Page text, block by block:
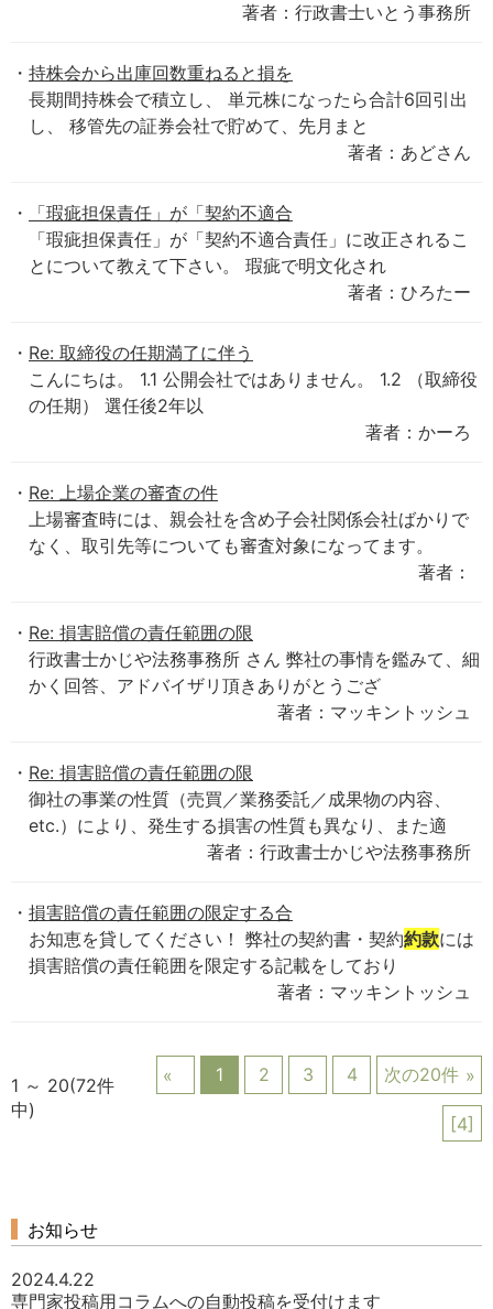
著者：行政書士いとう事務所
持株会から出庫回数重ねると損を
長期間持株会で積立し、 単元株になったら合計6回引出
し、 移管先の証券会社で貯めて、先月まと
著者：あどさん
「瑕疵担保責任」が「契約不適合
「瑕疵担保責任」が「契約不適合責任」に改正されるこ
とについて教えて下さい。 瑕疵で明文化され
著者：ひろたー
Re: 取締役の任期満了に伴う
こんにちは。 1.1 公開会社ではありません。 1.2 （取締役
の任期） 選任後2年以
著者：かーろ
Re: 上場企業の審査の件
上場審査時には、親会社を含め子会社関係会社ばかりで
なく、取引先等についても審査対象になってます。
著者：
Re: 損害賠償の責任範囲の限
行政書士かじや法務事務所 さん 弊社の事情を鑑みて、細
かく回答、アドバイザリ頂きありがとうござ
著者：マッキントッシュ
Re: 損害賠償の責任範囲の限
御社の事業の性質（売買／業務委託／成果物の内容、
etc.）により、発生する損害の性質も異なり、また適
著者：行政書士かじや法務事務所
損害賠償の責任範囲の限定する合
お知恵を貸してください！ 弊社の契約書・契約約款には
損害賠償の責任範囲を限定する記載をしており
著者：マッキントッシュ
1 ～ 20(72件
中)
1 2 3 4 次の20件
[4]
お知らせ
2024.4.22
専門家投稿用コラムへの自動投稿を受付けます